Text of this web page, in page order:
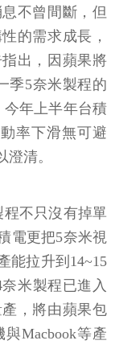
不曾間斷，但
的需求成長，
出，因蘋果將
季5奈米製程的
年上半年台積
率下滑無可避
清。
不只沒有掉單
電更把5奈米視
能拉升到14~15
米製程已進入
，將由蘋果包
Macbook等產